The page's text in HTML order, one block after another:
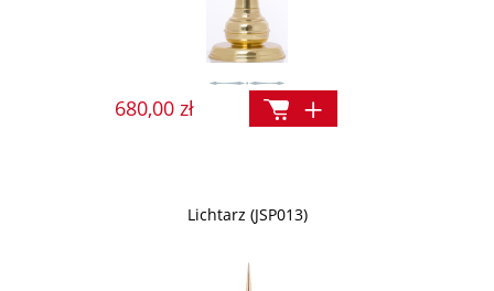
680,00 zł
Lichtarz (JSP013)